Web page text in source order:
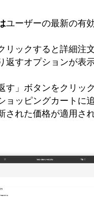
ユーザーの最新の有
リックすると詳細注
返すオプションが表
す」ボタンをクリッ
ョッピングカートに
された価格が適用され